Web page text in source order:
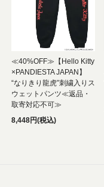
≪40%OFF≫【Hello Kitty
×PANDIESTA JAPAN】
“なりきり龍虎”刺繍入りス
ウェットパンツ≪返品・
取寄対応不可≫
8,448円(税込)